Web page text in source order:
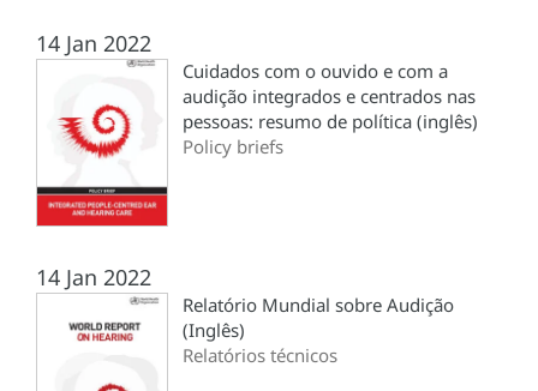
14 Jan 2022
Cuidados com o ouvido e com a
audição integrados e centrados nas
pessoas: resumo de política (inglês)
Policy briefs
14 Jan 2022
Relatório Mundial sobre Audição
(Inglês)
Relatórios técnicos